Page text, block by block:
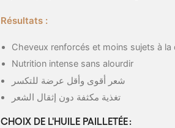
Résultats :
Cheveux renforcés et moins sujets à la
Nutrition intense sans alourdir
شعر أقوى وأقل عرضة للتكسر
تغذية مكثفة دون إثقال الشعر
CHOIX DE L'HUILE PAILLETÉE